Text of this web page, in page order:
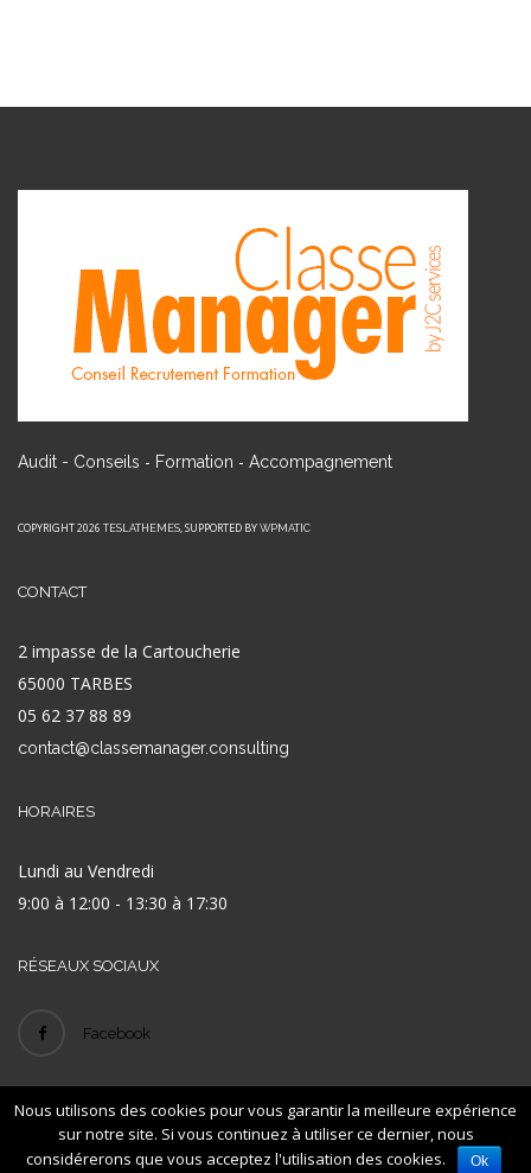
Audit - Conseils - Formation - Accompagnement
COPYRIGHT 2026 TESLATHEMES, SUPPORTED BY WPMATIC
CONTACT
2 impasse de la Cartoucherie
65000 TARBES
05 62 37 88 89
contact@classemanager.consulting
HORAIRES
Lundi au Vendredi
9:00 à 12:00 - 13:30 à 17:30
RÉSEAUX SOCIAUX
Facebook
© 2016 Classe Manager - IDLEXAN - Mentions légales-Plan de site
Nous utilisons des cookies pour vous garantir la meilleure expérience
sur notre site. Si vous continuez à utiliser ce dernier, nous
considérerons que vous acceptez l'utilisation des cookies.
Ok